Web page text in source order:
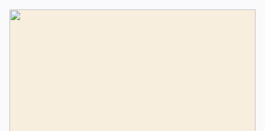
Trends, Coffee & Beverage Trends, Education Trends,
Health & Wellness Trends, E-Commerce Trends,